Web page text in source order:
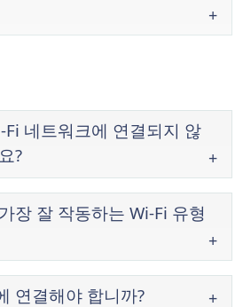
네트워크에 연결되지 않
?
장 잘 작동하는 Wi-Fi 유형
연결해야 합니까?